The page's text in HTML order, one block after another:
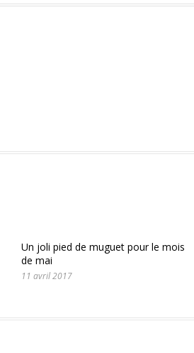
Un joli pied de muguet pour le mois
de mai
11 avril 2017